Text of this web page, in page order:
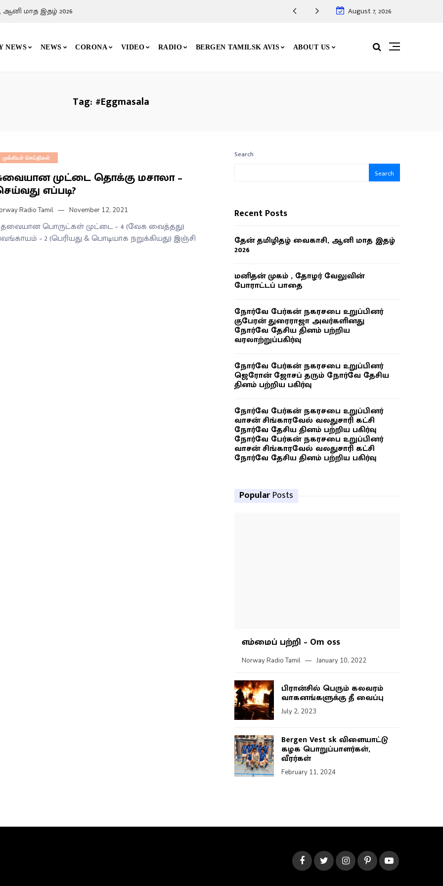
ஆனி மாத இதழ் 2026 August 7, 2026
NEWS NEWS CORONA VIDEO RADIO BERGEN TAMILSK AVIS ABOUT US
Tag: #Eggmasala
முக்கியச் செய்திகள்
முட்டை தொக்கு மசாலா –
எப்படி?
Radio Tamil November 12, 2021
பொருட்கள் முட்டை – 4 (வேக வைத்தது)
– 2 (பெரியது & பொடியாக நறுக்கியது) இஞ்சி
Search
Search
Recent Posts
தேன் தமிழிதழ் வைகாசி, ஆனி மாத இதழ்
2026
மனிதன் முகம் , தோழர் வேலுவின்
போராட்டப் பாதை
நோர்வே பேர்கன் நகரசபை உறுப்பினர்
குபேரன் துரைராஜா அவர்களினது
நோர்வே தேசிய தினம் பற்றிய
வரலாற்றுப்பகிர்வு
நோர்வே பேர்கன் நகரசபை உறுப்பினர்
ஜெரோன் ஜோசப் தரும் நோர்வே தேசிய
தினம் பற்றிய பகிர்வு
நோர்வே பேர்கன் நகரசபை உறுப்பினர்
வாசன் சிங்காரவேல் வலதுசாரி கட்சி
நோர்வே தேசிய தினம் பற்றிய பகிர்வு
நோர்வே பேர்கன் நகரசபை உறுப்பினர்
வாசன் சிங்காரவேல் வலதுசாரி கட்சி
நோர்வே தேசிய தினம் பற்றிய பகிர்வு
Popular Posts
எம்மைப் பற்றி – Om oss
Norway Radio Tamil January 10, 2022
பிரான்சில் பெரும் கலவரம்
வாகனங்களுக்கு தீ வைப்பு
July 2, 2023
Bergen Vest sk விளையாட்டு
கழக பொறுப்பாளர்கள்,
வீரர்கள்
February 11, 2024